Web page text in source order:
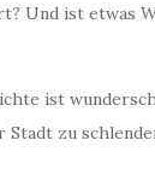
Und ist etwas
ist
Stadt zu